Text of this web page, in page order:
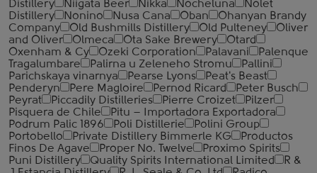
Distillery
Niigata Beer Nikka Nocheluna
Nolet
Distillery
Nonino Nusa Cana Oban
Ohanyan Brandy
Company
Old Bushmills Distillery Old Pulteney
Oliver
and Oliver
Olmeca Ota Sake Brewery
Otard
Oxenham & Cy
Ozeki Corporation Palavani
Palenque
Tragalumbare
Palirna u Zeleneho Stromu
Pallini
Parichskaya vinarnya
Pearse Lyons
Peat's Beast
Penderyn
Pere Magloire Pernod Ricard
Peter Busch
Peyrat
Piccadily Distilleries Pierre Croizet
Pilzer
Pisquera de Chile
Pitu – Importadora Exportadora
Podrum Palic 1896
Poli Distillerie
Polini Group
Portobello
Private Distillery Bimmerle KG
Productos
Finos De Agave
Proper No. Twelve
Proximo Spirits
Puni Distillery
Quality Spirits International Limited
R &